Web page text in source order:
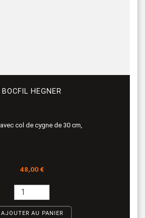
BOCFIL HEGNER
col de cygne de 30 cm,
Prix
48,00 €
AJOUTER AU PANIER